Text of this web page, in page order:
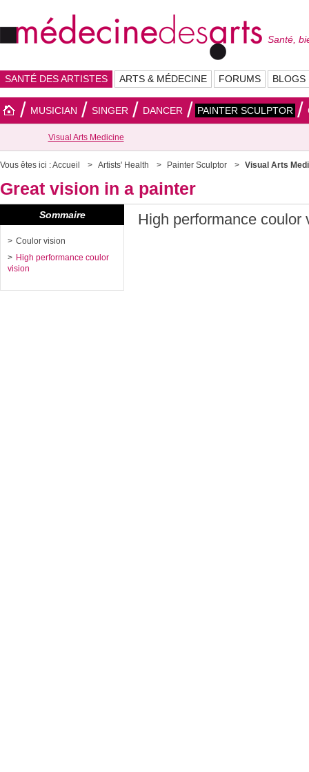
Santé,
SANTÉ DES ARTISTES ARTS & MÉDECINE FORUMS BLOGS
MUSICIAN SINGER DANCER PAINTER SCULPTOR
Visual Arts Medicine
Vous êtes ici :Accueil Artists' Health Painter Sculptor Visual Arts
Great vision in a painter
High performance coulor
Sommaire
Coulor vision
High performance coulor
vision